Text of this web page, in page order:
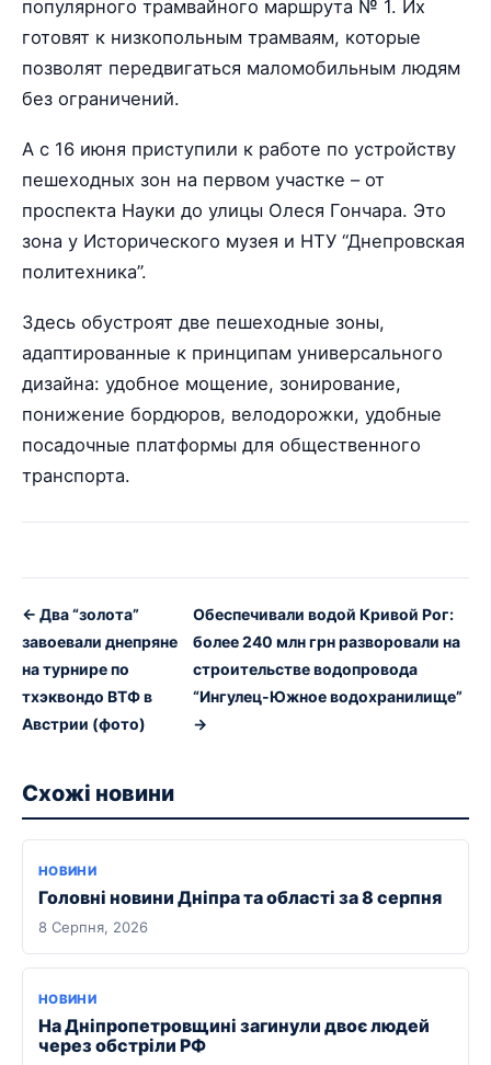
популярного трамвайного маршрута № 1. Их
готовят к низкопольным трамваям, которые
позволят передвигаться маломобильным людям
без ограничений.
А с 16 июня приступили к работе по устройству
пешеходных зон на первом участке – от
проспекта Науки до улицы Олеся Гончара. Это
зона у Исторического музея и НТУ “Днепровская
политехника”.
Здесь обустроят две пешеходные зоны,
адаптированные к принципам универсального
дизайна: удобное мощение, зонирование,
понижение бордюров, велодорожки, удобные
посадочные платформы для общественного
транспорта.
← Два “золота”
завоевали днепряне
на турнире по
тхэквондо ВТФ в
Австрии (фото)
Обеспечивали водой Кривой Рог:
более 240 млн грн разворовали на
строительстве водопровода
“Ингулец-Южное водохранилище”
→
Схожі новини
НОВИНИ
Головні новини Дніпра та області за 8 серпня
8 Серпня, 2026
НОВИНИ
На Дніпропетровщині загинули двоє людей
через обстріли РФ